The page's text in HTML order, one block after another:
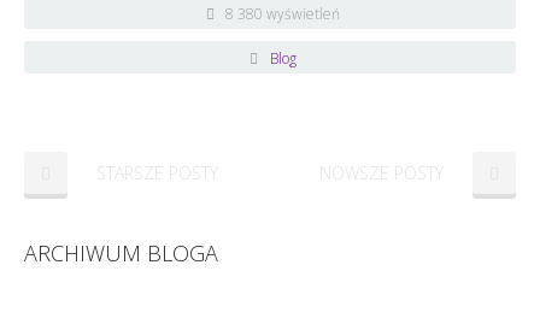
8 380 wyświetleń
Blog
STARSZE POSTY NOWSZE POSTY
ARCHIWUM BLOGA